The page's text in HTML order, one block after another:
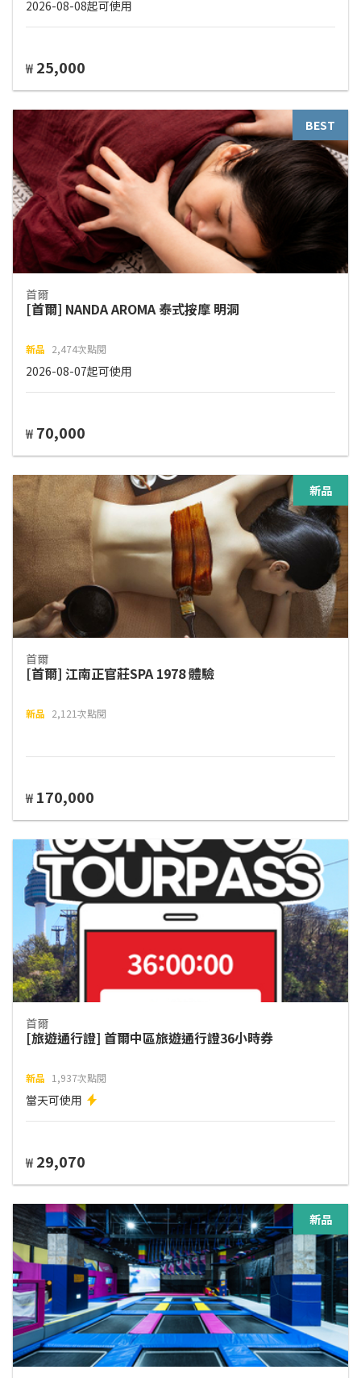
2026-08-08起可使用
₩ 25,000
BEST
首爾
[首爾] NANDA AROMA 泰式按摩 明洞
新品 2,474次點閱
2026-08-07起可使用
₩ 70,000
新品
首爾
[首爾] 江南正官莊SPA 1978 體驗
新品 2,121次點閱
₩ 170,000
首爾
[旅遊通行證] 首爾中區旅遊通行證36小時券
新品 1,937次點閱
當天可使用
₩ 29,070
新品